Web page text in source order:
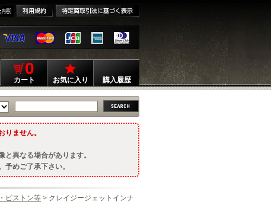
0
カート お気に入り 購入履歴
ません。
異なる場合があります。
めご了承下さい。
ピストン等 > クレイジージェットインナ